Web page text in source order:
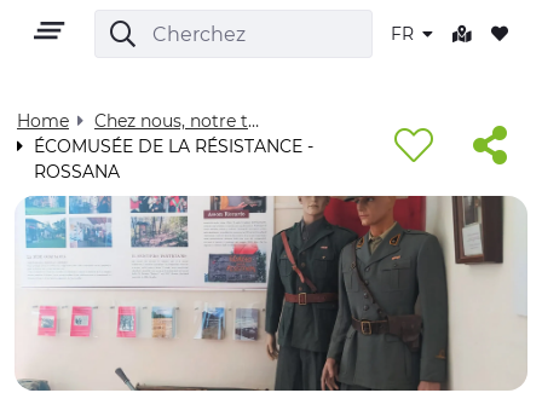
FR
Home
Chez nous, notre territoire - Visit Cuneese
ÉCOMUSÉE DE LA RÉSISTANCE -
ROSSANA